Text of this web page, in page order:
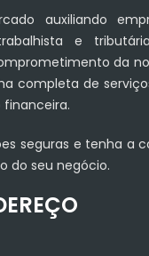
auxiliando
e
da
completa de
seguras e tenha a
do seu negócio.